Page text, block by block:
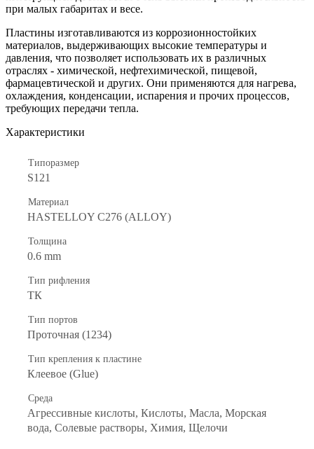
при малых габаритах и весе.
Пластины изготавливаются из коррозионностойких
материалов, выдерживающих высокие температуры и
давления, что позволяет использовать их в различных
отраслях - химической, нефтехимической, пищевой,
фармацевтической и других. Они применяются для нагрева,
охлаждения, конденсации, испарения и прочих процессов,
требующих передачи тепла.
Характеристики
Типоразмер
S121
Материал
HASTELLOY C276 (ALLOY)
Толщина
0.6 mm
Тип рифления
ТК
Тип портов
Проточная (1234)
Тип крепления к пластине
Клеевое (Glue)
Среда
Агрессивные кислоты, Кислоты, Масла, Морская
вода, Солевые растворы, Химия, Щелочи